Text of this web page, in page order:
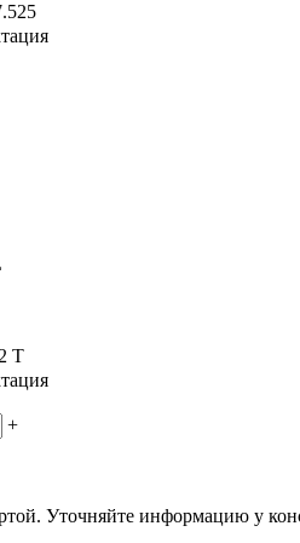
Т
+
Уточняйте информацию у